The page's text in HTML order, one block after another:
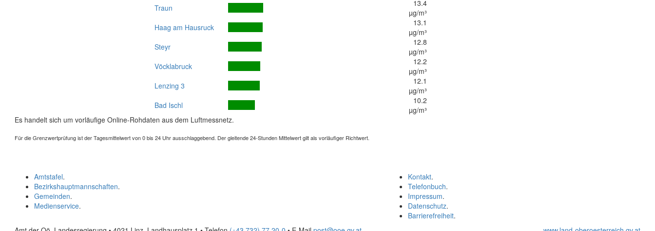
Traun
13.4
µg/m³
Haag am Hausruck
13.1
µg/m³
Steyr
12.8
µg/m³
Vöcklabruck
12.2
µg/m³
Lenzing 3
12.1
µg/m³
Bad Ischl
10.2
µg/m³
Es handelt sich um vorläufige Online-Rohdaten aus dem Luftmessnetz.
Für die Grenzwertprüfung ist der Tagesmittelwert von 0 bis 24 Uhr ausschlaggebend. Der gleitende 24-Stunden Mittelwert gilt als vorläufiger Richtwert.
Kontakt.
Telefonbuch.
Impressum.
Datenschutz.
Barrierefreiheit.
Amtstafel.
Bezirkshauptmannschaften.
Gemeinden.
Medienservice.